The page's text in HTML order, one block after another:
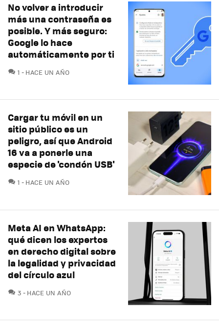
No volver a introducir
más una contraseña es
posible. Y más seguro:
Google lo hace
automáticamente por ti
1 COMENTARIOS
HACE UN AÑO
Cargar tu móvil en un
sitio público es un
peligro, así que Android
16 va a ponerle una
especie de 'condón USB'
1 COMENTARIOS
HACE UN AÑO
Meta AI en WhatsApp:
qué dicen los expertos
en derecho digital sobre
la legalidad y privacidad
del círculo azul
3 COMENTARIOS
HACE UN AÑO